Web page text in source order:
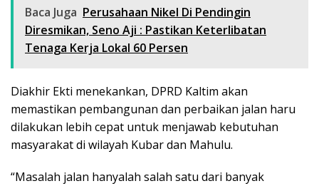
Baca Juga Perusahaan Nikel Di Pendingin
Diresmikan, Seno Aji : Pastikan Keterlibatan
Tenaga Kerja Lokal 60 Persen
Diakhir Ekti menekankan, DPRD Kaltim akan
memastikan pembangunan dan perbaikan jalan haru
dilakukan lebih cepat untuk menjawab kebutuhan
masyarakat di wilayah Kubar dan Mahulu.
“Masalah jalan hanyalah salah satu dari banyak